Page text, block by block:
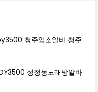
청주업소알바 청주
성정동노래방알바